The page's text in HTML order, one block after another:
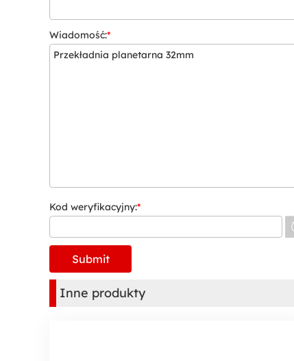
Wiadomość:*
Kod weryfikacyjny:*
Inne produkty